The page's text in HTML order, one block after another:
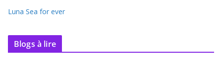
Luna Sea for ever
Blogs à lire